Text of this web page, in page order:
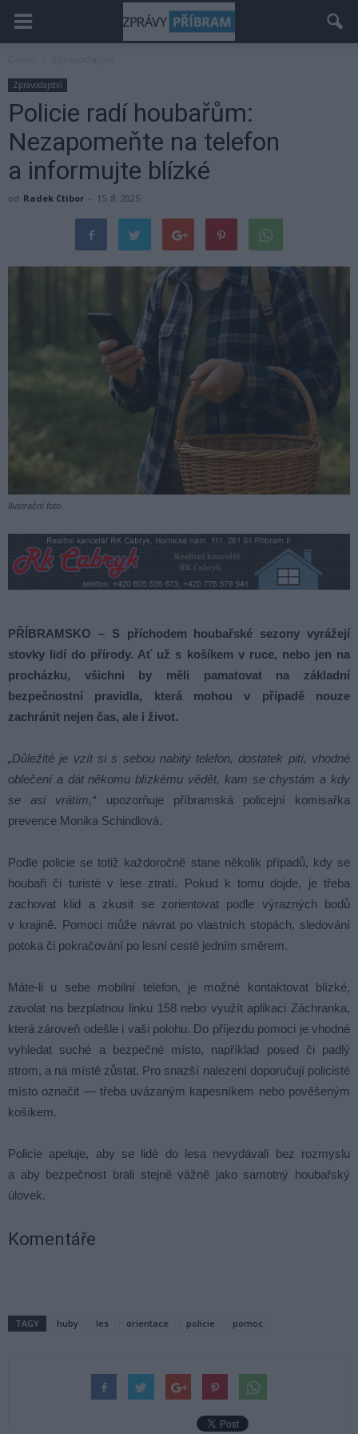
Zpravodajství
Policie radí houbařům:
Nezapomeňte na telefon
a informujte blízké
od Radek Ctibor - 15. 8. 2025
Ilustrační foto.
PŘÍBRAMSKO – S příchodem houbařské sezony vyrážejí
stovky lidí do přírody. Ať už s košíkem v ruce, nebo jen na
procházku, všichni by měli pamatovat na základní
bezpečnostní pravidla, která mohou v případě nouze
zachránit nejen čas, ale i život.
„Důležité je vzít si s sebou nabitý telefon, dostatek pití, vhodné
oblečení a dát někomu blízkému vědět, kam se chystám a kdy
se asi vrátím,“ upozorňuje příbramská policejní komisařka
prevence Monika Schindlová.
Podle policie se totiž každoročně stane několik případů, kdy se
houbaři či turisté v lese ztratí. Pokud k tomu dojde, je třeba
zachovat klid a zkusit se zorientovat podle výrazných bodů
v krajině. Pomoci může návrat po vlastních stopách, sledování
potoka či pokračování po lesní cestě jedním směrem.
Máte-li u sebe mobilní telefon, je možné kontaktovat blízké,
zavolat na bezplatnou linku 158 nebo využít aplikaci Záchranka,
která zároveň odešle i vaši polohu. Do příjezdu pomoci je vhodné
vyhledat suché a bezpečné místo, například posed či padlý
strom, a na místě zůstat. Pro snazší nalezení doporučují policisté
místo označit — třeba uvázaným kapesníkem nebo pověšeným
košíkem.
Policie apeluje, aby se lidé do lesa nevydávali bez rozmyslu
a aby bezpečnost brali stejně vážně jako samotný houbařský
úlovek.
Komentáře
TAGY huby les orientace policie pomoc